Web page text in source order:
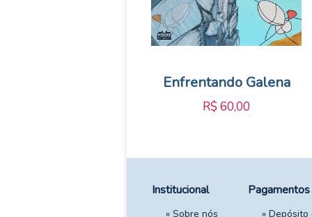
Enfrentando Galena
R$60,00
Institucional
» Sobre nós
Pagamentos
» Depósito